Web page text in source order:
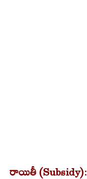
రాయితీ (Subsidy):